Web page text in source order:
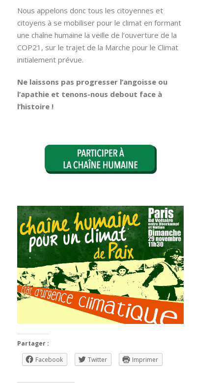
Nous appelons donc tous les citoyennes et
citoyens à se mobiliser pour le climat en formant
une chaîne humaine la veille de l’ouverture de la
COP21, sur le trajet de la Marche pour le Climat
initialement prévue.
Ne laissons pas progresser l’angoisse ou
l’apathie et tenons-nous debout face à
l’histoire !
Partager :
Facebook
Twitter Imprimer